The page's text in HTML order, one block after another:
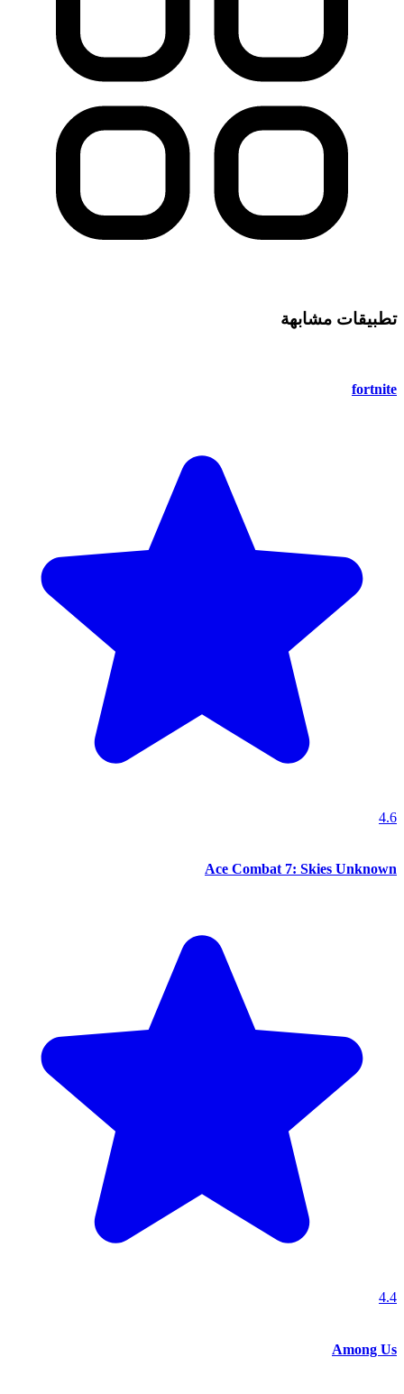
تطبيقات مشابهة
fortnite
4.6
Ace Combat 7: Skies Unknown
4.4
Among Us